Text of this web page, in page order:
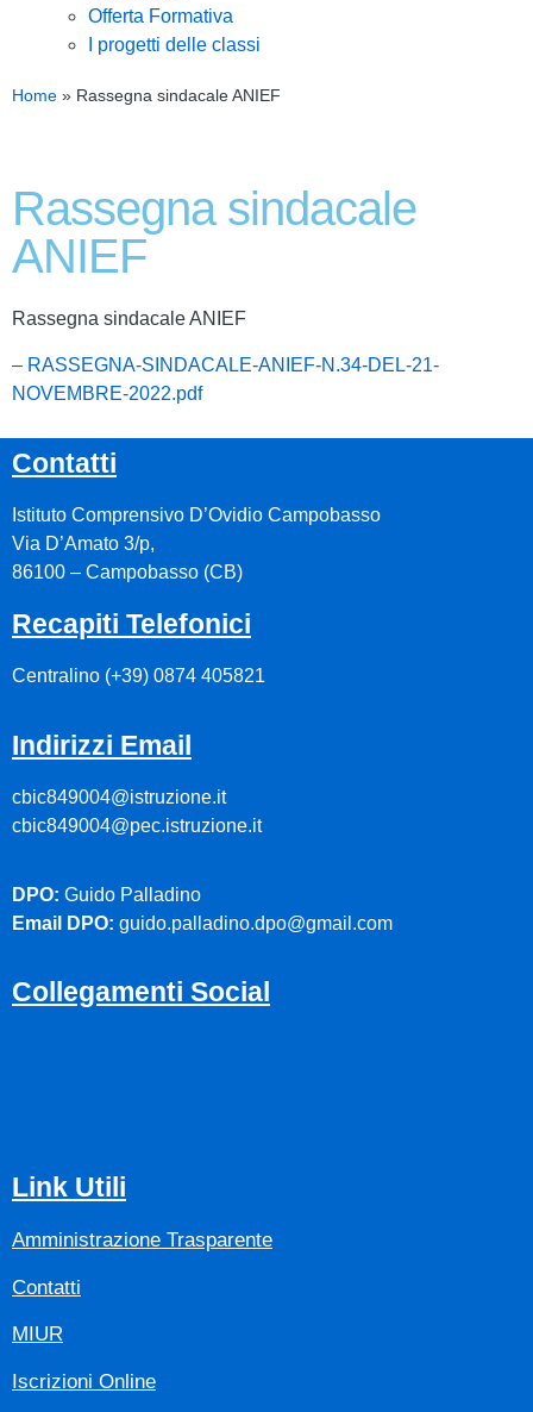
Offerta Formativa
I progetti delle classi
Home » Rassegna sindacale ANIEF
Rassegna sindacale
ANIEF
Rassegna sindacale ANIEF
– RASSEGNA-SINDACALE-ANIEF-N.34-DEL-21-
NOVEMBRE-2022.pdf
Contatti
Istituto Comprensivo D’Ovidio Campobasso
Via D’Amato 3/p,
86100 – Campobasso (CB)
Recapiti Telefonici
Centralino (+39) 0874 405821
Indirizzi Email
cbic849004@istruzione.it
cbic849004@pec.istruzione.it
DPO: Guido Palladino
Email DPO: guido.palladino.dpo@gmail.com
Collegamenti Social
Link Utili
Amministrazione Trasparente
Contatti
MIUR
Iscrizioni Online